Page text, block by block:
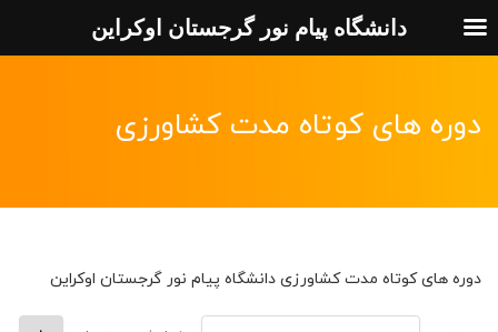
دوره های کوتاه مدت کشاورزی
دوره های کوتاه مدت کشاورزی دانشگاه پیام نور گرجستان اوکراین
دانشگاه پیام نور گرجستان اوکراین